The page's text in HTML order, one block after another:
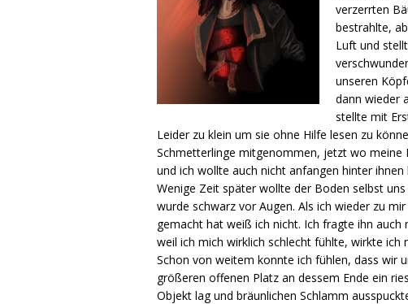
verzerrten
bestrahlte,
Luft und
unseren
dann wieder
stellte mit
Leider zu klein um sie ohne Hilfe lesen zu
Schmetterlinge mitgenommen, jetzt wo meine
und ich wollte auch nicht anfangen hinter ihnen
Wenige Zeit später wollte der Boden selbst
wurde schwarz vor Augen. Als ich wieder zu
gemacht hat weiß ich nicht. Ich fragte ihn
weil ich mich wirklich schlecht fühlte, wirkte ich
Schon von weitem konnte ich fühlen, dass wir
größeren offenen Platz an dessem Ende ein
Objekt lag und bräunlichen Schlamm